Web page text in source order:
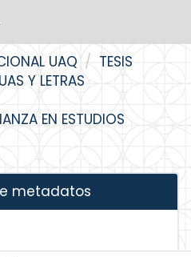
UAQ
TESIS
Y LETRAS
EN ESTUDIOS
metadatos